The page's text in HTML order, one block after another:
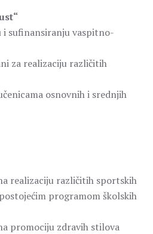
sufinansiranju vaspitno-
za realizaciju različitih
osnovnih i srednjih
realizaciju različitih sportskih
programom školskih
promociju zdravih stilova